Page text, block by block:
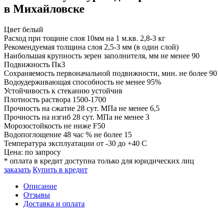
в Михайловске
Цвет белый
Расход при тощине слоя 10мм на 1 м.кв. 2,8-3 кг
Рекомендуемая толщина слоя 2,5-3 мм (в один слой)
Наибольшая крупность зерен заполнителя, мм не менее 90
Подвижность Пк3
Сохраняемость первоначальной подвижности, мин. не более
Водоудерживающая способность не менее 95%
Устойчивость к стеканию устойчив
Плотность раствора 1500-1700
Прочность на сжатие 28 сут. МПа не менее 6,5
Прочность на изгиб 28 сут. МПа не менее 3
Морозостойкость не ниже F50
Водопоглощение 48 час % не более 15
Температура эксплуатации от -30 до +40 C
Цена: по запросу
* оплата в кредит доступна только для юридических лиц
заказать Купить в кредит
Описание
Отзывы
Доставка и оплата